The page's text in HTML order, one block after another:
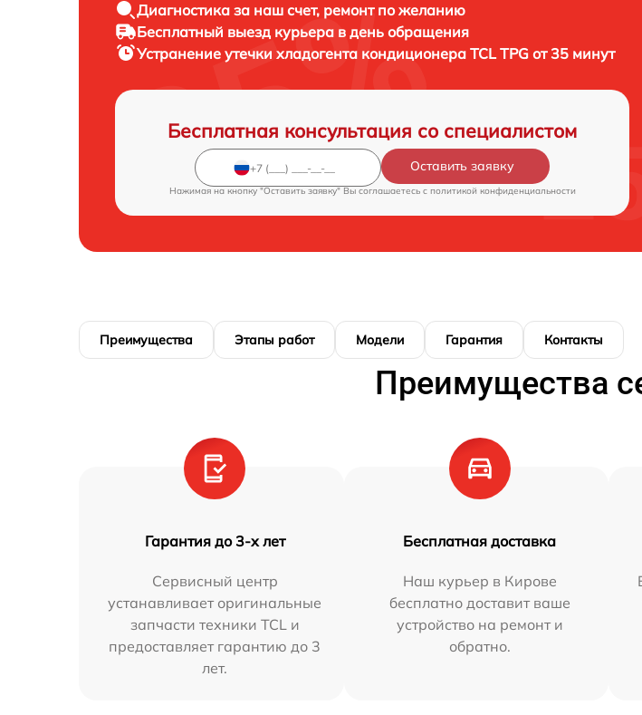
Диагностика за наш счет, ремонт по желанию
Бесплатный выезд курьера в день обращения
Устранение утечки хладогента кондиционера TCL TPG от 35 минут
Бесплатная консультация со специалистом
Оставить заявку
Нажимая на кнопку "Оставить заявку" Вы соглашаетесь c политикой конфиденциальности
Преимущества Этапы работ Модели Гарантия Контакты
Преимущества
Гарантия до 3-х лет
Сервисный центр
устанавливает оригинальные
запчасти техники TCL и
предоставляет гарантию до 3
лет.
Бесплатная доставка
Наш курьер в Кирове
бесплатно доставит ваше
устройство на ремонт и
обратно.